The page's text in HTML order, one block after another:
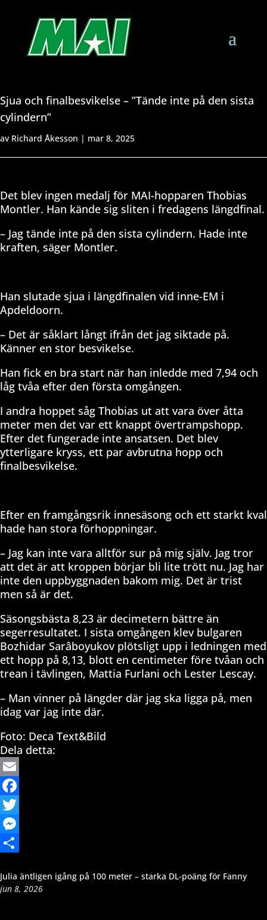
Sjua och finalbesvikelse – ”Tände inte på den sista
cylindern”
av Richard Åkesson | mar 8, 2025
Det blev ingen medalj för MAI-hopparen Thobias
Montler. Han kände sig sliten i fredagens längdfinal.
– Jag tände inte på den sista cylindern. Hade inte
kraften, säger Montler.
Han slutade sjua i längdfinalen vid inne-EM i
Apdeldoorn.
– Det är såklart långt ifrån det jag siktade på.
Känner en stor besvikelse.
Han fick en bra start när han inledde med 7,94 och
låg tvåa efter den första omgången.
I andra hoppet såg Thobias ut att vara över åtta
meter men det var ett knappt övertrampshopp.
Efter det fungerade inte ansatsen. Det blev
ytterligare kryss, ett par avbrutna hopp och
finalbesvikelse.
Efter en framgångsrik innesäsong och ett starkt kval
hade han stora förhoppningar.
– Jag kan inte vara alltför sur på mig själv. Jag tror
att det är att kroppen börjar bli lite trött nu. Jag har
inte den uppbyggnaden bakom mig. Det är trist
men så är det.
Säsongsbästa 8,23 är decimetern bättre än
segerresultatet. I sista omgången klev bulgaren
Bozhidar Sarâboyukov plötsligt upp i ledningen med
ett hopp på 8,13, blott en centimeter före tvåan och
trean i tävlingen, Mattia Furlani och Lester Lescay.
– Man vinner på längder där jag ska ligga på, men
idag var jag inte där.
Foto: Deca Text&Bild
Dela detta:
Email
Facebook
Twitter
Messenger
Julia äntligen igång på 100 meter – starka DL-poäng för Fanny
jun 8, 2026